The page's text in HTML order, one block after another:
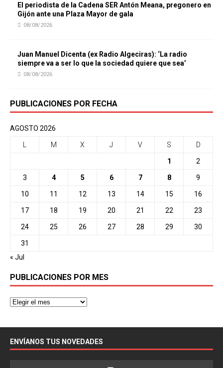
El periodista de la Cadena SER Antón Meana, pregonero en
Gijón ante una Plaza Mayor de gala
08/08/2026
Juan Manuel Dicenta (ex Radio Algeciras): ‘La radio
siempre va a ser lo que la sociedad quiere que sea’
08/08/2026
PUBLICACIONES POR FECHA
AGOSTO 2026
M X J V S D
1 2
3 4 5 6 7 8 9
10 11 12 13 14 15 16
17 18 19 20 21 22 23
24 25 26 27 28 29 30
31
« Jul
PUBLICACIONES POR MES
ENVÍANOS TUS NOVEDADES